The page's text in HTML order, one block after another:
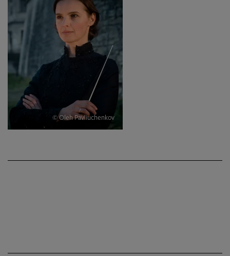
© Oleh Pavliuchenkov